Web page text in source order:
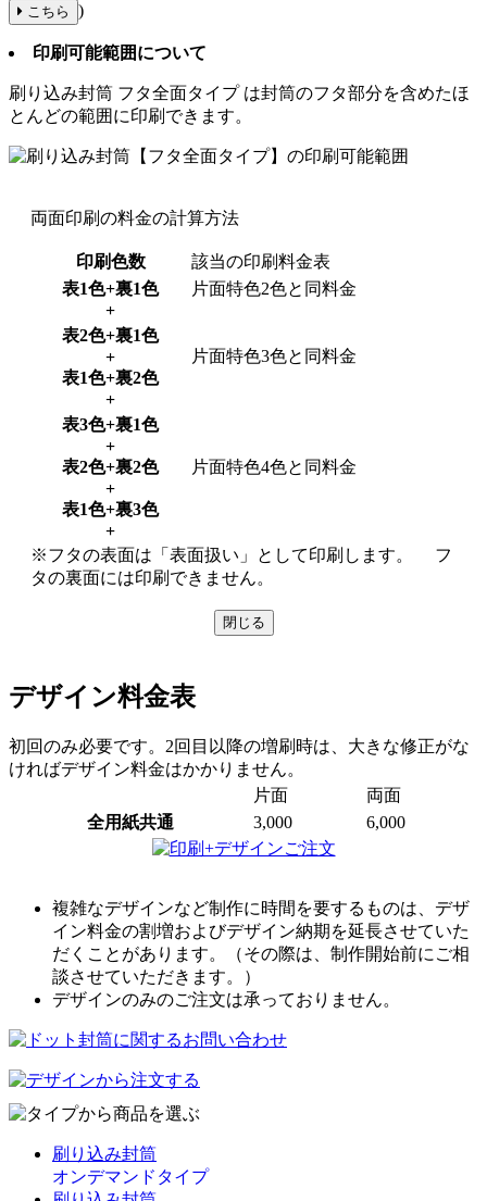
こちら )
印刷可能範囲について
刷り込み封筒 フタ全面タイプは封筒のフタ部分を含めたほ
とんどの範囲に印刷できます。
両面印刷の料金の計算方法
印刷色数
該当の印刷料金表
表1色+裏1色
+
片面特色2色と同料金
表2色+裏1色
+
表1色+裏2色
+
片面特色3色と同料金
表3色+裏1色
+
表2色+裏2色
+
表1色+裏3色
+
片面特色4色と同料金
※フタの表面は「表面扱い」として印刷します。 フ
タの裏面には印刷できません。
閉じる
デザイン料金表
初回のみ必要です。2回目以降の増刷時は、大きな修正がな
ければデザイン料金はかかりません。
片面
両面
全用紙共通
3,000 6,000
複雑なデザインなど制作に時間を要するものは、デザ
イン料金の割増およびデザイン納期を延長させていた
だくことがあります。（その際は、制作開始前にご相
談させていただきます。）
デザインのみのご注文は承っておりません。
刷り込み封筒
オンデマンドタイプ